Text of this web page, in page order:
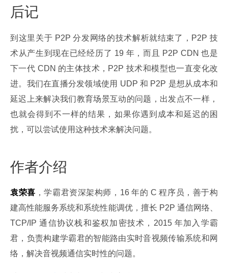
后记
到这里关于 P2P 分发网络的技术解析就结束了，P2P 技
术从产生到现在已经经历了 19 年，而且 P2P CDN 也是
下一代 CDN 的主体技术，P2P 技术和模型也一直变化改
进。我们在直播分发领域使用 UDP 和 P2P 是想从成本和
延迟上来解决我们教育场景互动的问题，出发点不一样，
也就会得到不一样的结果，如果你遇到成本和延迟的困
扰，可以尝试使用这种技术来解决问题。
作者介绍
袁荣喜 ，学霸君资深架构师，16 年的 C 程序员，善于构
建高性能服务系统和系统性能调优，擅长 P2P 通信网络、
TCP/IP 通信协议栈和鉴权加密技术，2015 年加入学霸
君，负责构建学霸君的智能路由实时音视频传输系统和网
络，解决音视频通信实时性的问题。